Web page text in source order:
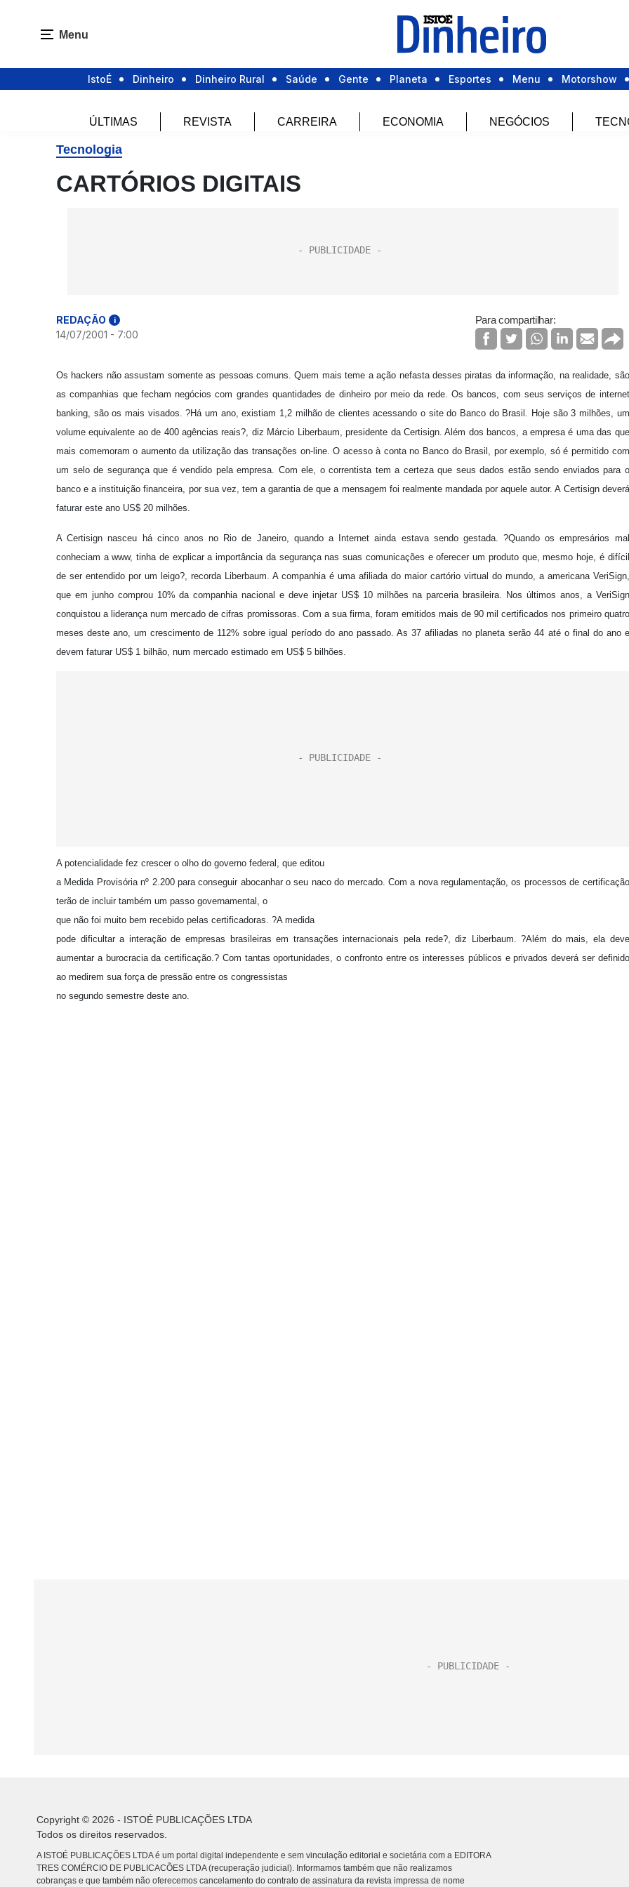
Menu
IstoÉ Dinheiro Dinheiro Rural Saúde Gente Planeta Esportes Menu Motorshow
ÚLTIMAS REVISTA CARREIRA ECONOMIA NEGÓCIOS
Tecnologia
CARTÓRIOS DIGITAIS
REDAÇÃO i
14/07/2001 - 7:00
Para compartilhar:
Os hackers não assustam somente as pessoas comuns. Quem mais teme a ação nefasta desses piratas da informação, na realidade, são
as companhias que fecham negócios com grandes quantidades de dinheiro por meio da rede. Os bancos, com seus serviços de internet
banking, são os mais visados. ?Há um ano, existiam 1,2 milhão de clientes acessando o site do Banco do Brasil. Hoje são 3 milhões, um
volume equivalente ao de 400 agências reais?, diz Márcio Liberbaum, presidente da Certisign. Além dos bancos, a empresa é uma das que
mais comemoram o aumento da utilização das transações on-line. O acesso à conta no Banco do Brasil, por exemplo, só é permitido com
um selo de segurança que é vendido pela empresa. Com ele, o correntista tem a certeza que seus dados estão sendo enviados para o
banco e a instituição financeira, por sua vez, tem a garantia de que a mensagem foi realmente mandada por aquele autor. A Certisign deverá
faturar este ano US$ 20 milhões.
A Certisign nasceu há cinco anos no Rio de Janeiro, quando a Internet ainda estava sendo gestada. ?Quando os empresários mal
conheciam a www, tinha de explicar a importância da segurança nas suas comunicações e oferecer um produto que, mesmo hoje, é difícil
de ser entendido por um leigo?, recorda Liberbaum. A companhia é uma afiliada do maior cartório virtual do mundo, a americana VeriSign,
que em junho comprou 10% da companhia nacional e deve injetar US$ 10 milhões na parceria brasileira. Nos últimos anos, a VeriSign
conquistou a liderança num mercado de cifras promissoras. Com a sua firma, foram emitidos mais de 90 mil certificados nos primeiro quatro
meses deste ano, um crescimento de 112% sobre igual período do ano passado. As 37 afiliadas no planeta serão 44 até o final do ano e
devem faturar US$ 1 bilhão, num mercado estimado em US$ 5 bilhões.
A potencialidade fez crescer o olho do governo federal, que editou
a Medida Provisória nº 2.200 para conseguir abocanhar o seu naco do mercado. Com a nova regulamentação, os processos de certificação
terão de incluir também um passo governamental, o
que não foi muito bem recebido pelas certificadoras. ?A medida
pode dificultar a interação de empresas brasileiras em transações internacionais pela rede?, diz Liberbaum. ?Além do mais, ela deve
aumentar a burocracia da certificação.? Com tantas oportunidades, o confronto entre os interesses públicos e privados deverá ser definido
ao medirem sua força de pressão entre os congressistas
no segundo semestre deste ano.
Copyright © 2026 - ISTOÉ PUBLICAÇÕES LTDA
Todos os direitos reservados.
A ISTOÉ PUBLICAÇÕES LTDA é um portal digital independente e sem vinculação editorial e societária com a EDITORA
TRES COMÉRCIO DE PUBLICACÕES LTDA (recuperação judicial). Informamos também que não realizamos
cobranças e que também não oferecemos cancelamento do contrato de assinatura da revista impressa de nome